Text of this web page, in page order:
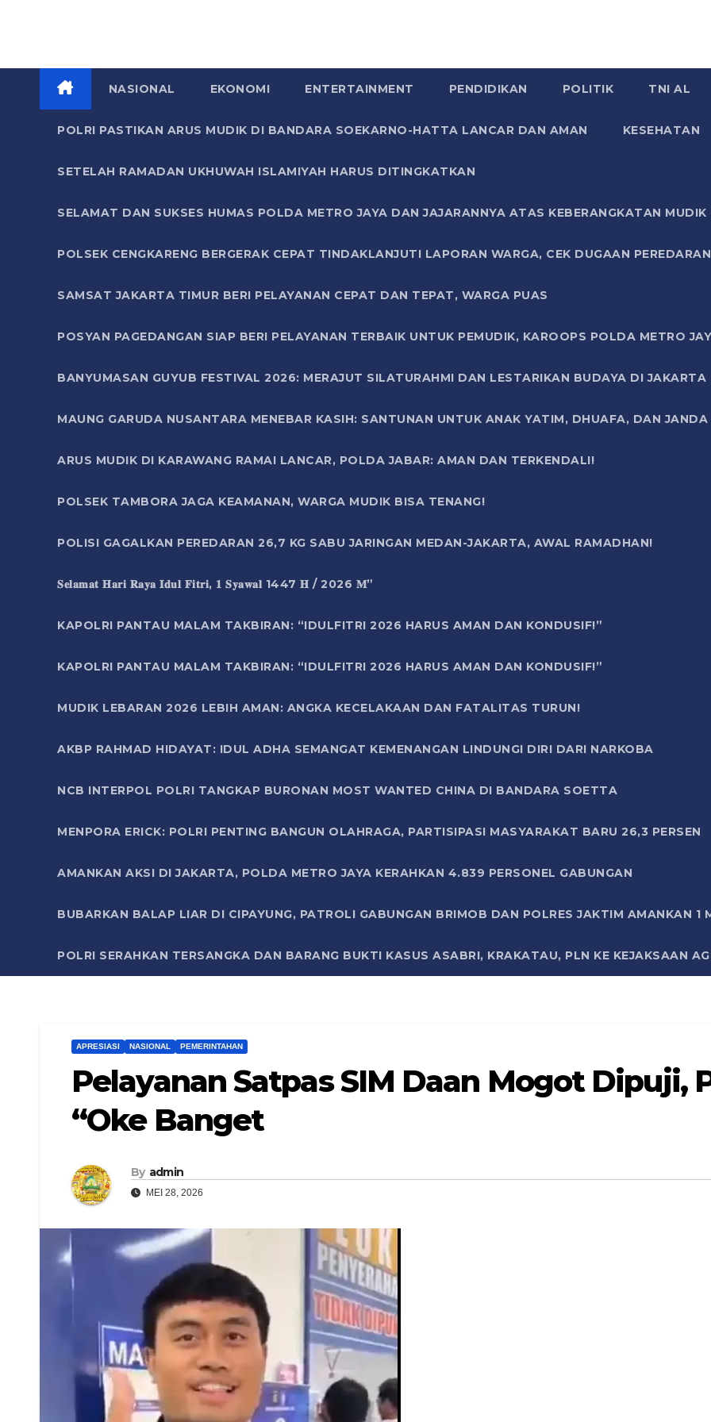
NASIONAL EKONOMI ENTERTAINMENT PENDIDIKAN POLITIK TNI AL
POLRI PASTIKAN ARUS MUDIK DI BANDARA SOEKARNO-HATTA LANCAR DAN AMAN KESEHATAN
SETELAH RAMADAN UKHUWAH ISLAMIYAH HARUS DITINGKATKAN
SELAMAT DAN SUKSES HUMAS POLDA METRO JAYA DAN JAJARANNYA ATAS KEBERANGKATAN
POLSEK CENGKARENG BERGERAK CEPAT TINDAKLANJUTI LAPORAN WARGA, CEK DUGAAN
SAMSAT JAKARTA TIMUR BERI PELAYANAN CEPAT DAN TEPAT, WARGA PUAS
POSYAN PAGEDANGAN SIAP BERI PELAYANAN TERBAIK UNTUK PEMUDIK, KAROOPS POLDA METRO
BANYUMASAN GUYUB FESTIVAL 2026: MERAJUT SILATURAHMI DAN LESTARIKAN BUDAYA DI JAKARTA
MAUNG GARUDA NUSANTARA MENEBAR KASIH: SANTUNAN UNTUK ANAK YATIM, DHUAFA, DAN
ARUS MUDIK DI KARAWANG RAMAI LANCAR, POLDA JABAR: AMAN DAN TERKENDALI!
POLSEK TAMBORA JAGA KEAMANAN, WARGA MUDIK BISA TENANG!
POLISI GAGALKAN PEREDARAN 26,7 KG SABU JARINGAN MEDAN-JAKARTA, AWAL RAMADHAN!
𝐒𝐞𝐥𝐚𝐦𝐚𝐭 𝐇𝐚𝐫𝐢 𝐑𝐚𝐲𝐚 𝐈𝐝𝐮𝐥 𝐅𝐢𝐭𝐫𝐢, 𝟏 𝐒𝐲𝐚𝐰𝐚𝐥 1447 𝐇 / 2026 𝐌”
KAPOLRI PANTAU MALAM TAKBIRAN: “IDULFITRI 2026 HARUS AMAN DAN KONDUSIF!”
KAPOLRI PANTAU MALAM TAKBIRAN: “IDULFITRI 2026 HARUS AMAN DAN KONDUSIF!”
MUDIK LEBARAN 2026 LEBIH AMAN: ANGKA KECELAKAAN DAN FATALITAS TURUN!
AKBP RAHMAD HIDAYAT: IDUL ADHA SEMANGAT KEMENANGAN LINDUNGI DIRI DARI NARKOBA
NCB INTERPOL POLRI TANGKAP BURONAN MOST WANTED CHINA DI BANDARA SOETTA
MENPORA ERICK: POLRI PENTING BANGUN OLAHRAGA, PARTISIPASI MASYARAKAT BARU 26,3 PERSEN
AMANKAN AKSI DI JAKARTA, POLDA METRO JAYA KERAHKAN 4.839 PERSONEL GABUNGAN
BUBARKAN BALAP LIAR DI CIPAYUNG, PATROLI GABUNGAN BRIMOB DAN POLRES JAKTIM AMANKAN 1
POLRI SERAHKAN TERSANGKA DAN BARANG BUKTI KASUS ASABRI, KRAKATAU, PLN KE KEJAKSAAN
APRESIASI NASIONAL PEMERINTAHAN
Pelayanan Satpas SIM Daan Mogot Dipuji,
“Oke Banget
By admin
MEI 28, 2026